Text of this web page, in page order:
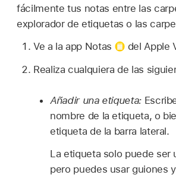
fácilmente tus notas entre las
explorador de etiquetas o las
Ve a la app Notas
del Apple
Realiza cualquiera de las
Añadir una etiqueta:
nombre de la etiqueta, o
etiqueta de la barra lateral.
La etiqueta solo puede ser
pero puedes usar guiones